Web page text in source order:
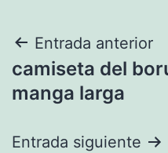
Navegación
de
Entrada anterior
camiseta del
manga larga
Entrada siguiente